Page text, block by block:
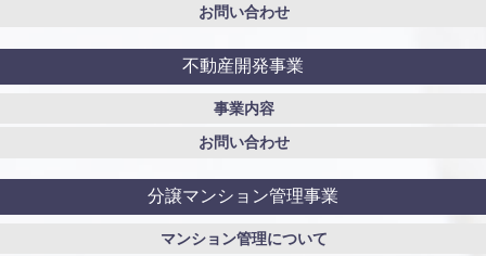
お問い合わせ
不動産開発事業
事業内容
お問い合わせ
分譲マンション管理事業
マンション管理について